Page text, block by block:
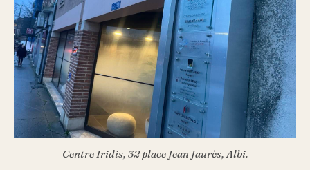
Centre Iridis, 32 place Jean Jaurès, Albi.